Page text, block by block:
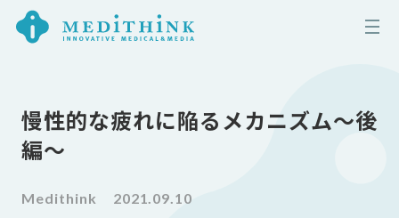
慢性的な疲れに陥るメカニズム〜後
編〜
Medithink
2021.09.10